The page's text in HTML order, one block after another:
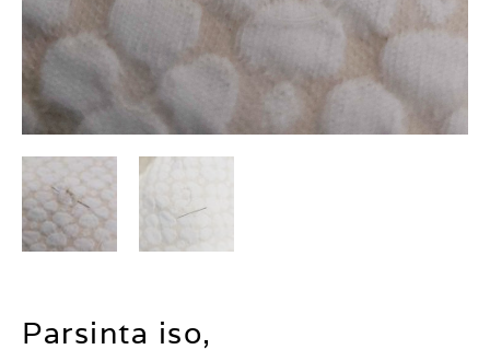
Parsinta iso,